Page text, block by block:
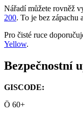
Nářadí můžete rovněž
200. To je bez zápachu
Pro čisté ruce
Yellow.
Bezpečnostní
GISCODE:
Ö 60+